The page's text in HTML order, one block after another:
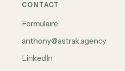
CONTACT
Formulaire
anthony@astrak.agency
LinkedIn